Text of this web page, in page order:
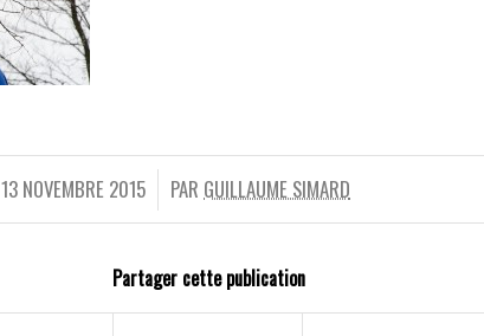
13 NOVEMBRE 2015
/ PAR GUILLAUME SIMARD
Partager cette publication